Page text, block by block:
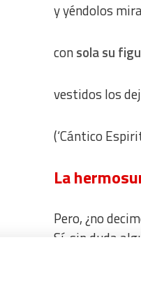
y yéndolos
consola su
vestidos los
(‘Cántico
La
Pero, ¿no
Sí, sin duda
estaba ya